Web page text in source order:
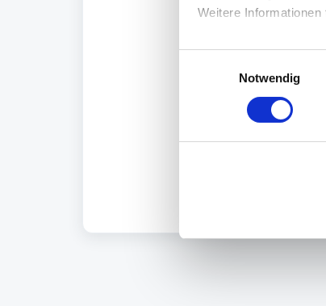
Weitere
u
Notwendig